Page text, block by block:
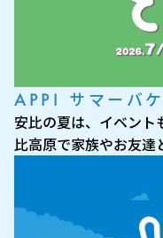
APPI サマーバ
安比の夏は、イベント
比高原で家族やお友達